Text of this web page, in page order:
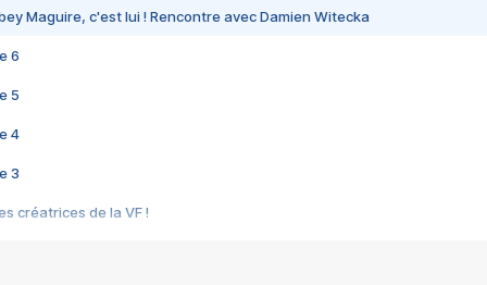
Maguire, c'est lui ! Rencontre avec Damien Witecka
6
5
4
3
créatrices de la VF !